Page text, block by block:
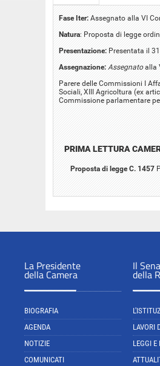
Fase Iter: Assegnato alla VI
Natura: Proposta di legge
Presentazione: Presentata il
Assegnazione: Assegnatoalla
Parere delle Commissioni I
Sociali, XIII Agricoltura (ex
Commissione parlamentare
PRIMA LETTURA
Proposta di legge C. 1457
La Presidente
della Camera
BIOGRAFIA
AGENDA
NOTIZIE
COMUNICATI
Il
della
LAVORI
LEGGI E